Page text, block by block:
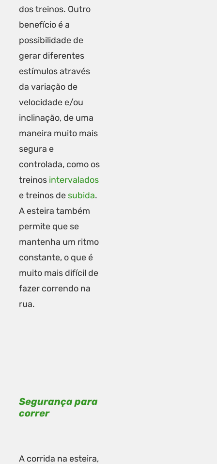
dos treinos. Outro
benefício é a
possibilidade de
gerar diferentes
estímulos através
da variação de
velocidade e/ou
inclinação, de uma
maneira muito mais
segura e
controlada, como os
treinos intervalados
e treinos de subida.
A esteira também
permite que se
mantenha um ritmo
constante, o que é
muito mais difícil de
fazer correndo na
rua.
Segurança para
correr
A corrida na esteira,